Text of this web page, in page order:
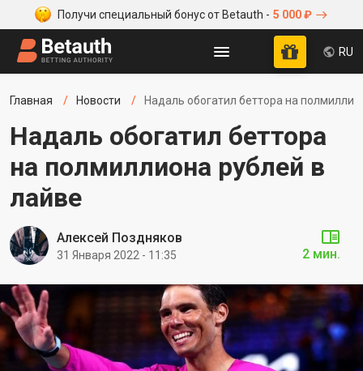
Получи специальный бонус от Betauth - 5 000 ₽
RU
Главная Новости Надаль обогатил беттора на
Надаль обогатил беттора
на полмиллиона рублей в
лайве
Алексей Поздняков
31 Января 2022 - 11:35 2 мин.